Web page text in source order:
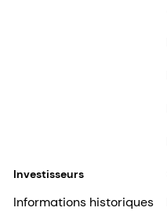
Investisseurs
Informations historiques